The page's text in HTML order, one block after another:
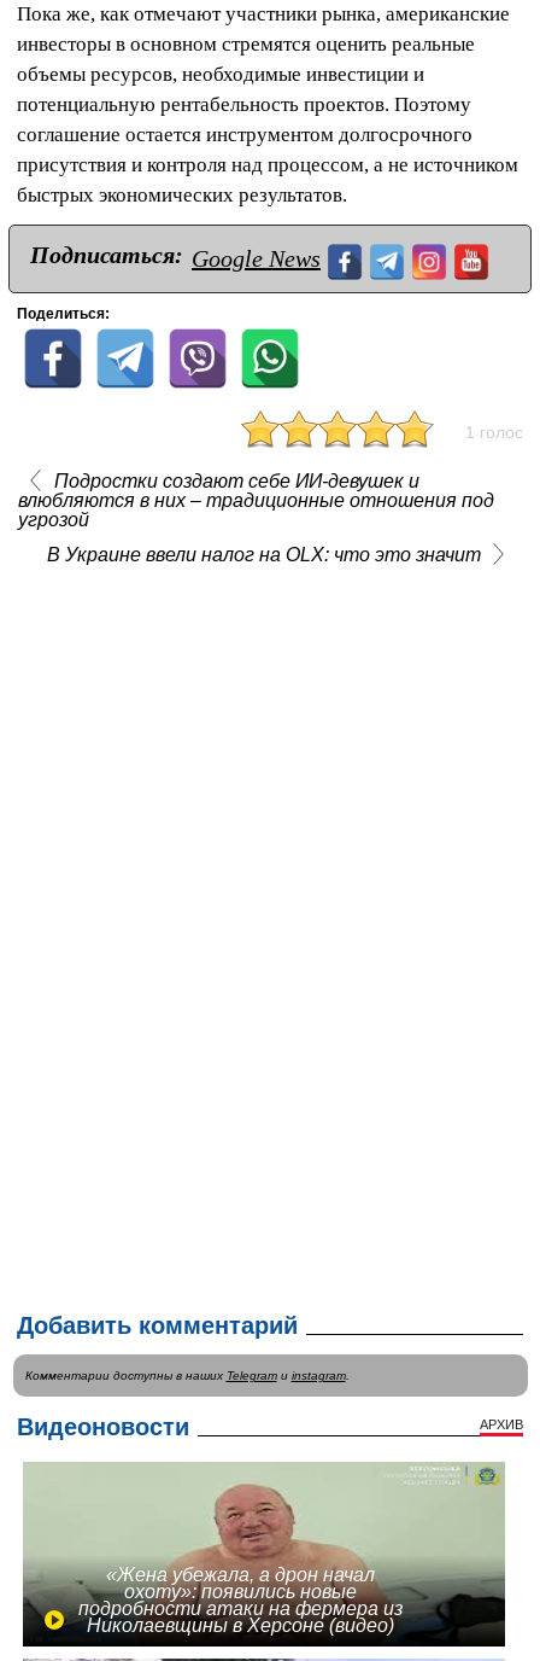
Пока же, как отмечают участники рынка, американские
инвесторы в основном стремятся оценить реальные
объемы ресурсов, необходимые инвестиции и
потенциальную рентабельность проектов. Поэтому
соглашение остается инструментом долгосрочного
присутствия и контроля над процессом, а не источником
быстрых экономических результатов.
Подписаться: Google News
Поделиться:
1 голос
Подростки создают себе ИИ-девушек и
влюбляются в них – традиционные отношения под
угрозой
В Украине ввели налог на OLX: что это значит
Добавить комментарий
Комментарии доступны в наших Telegramи instagram.
Видеоновости АРХИВ
«Жена убежала, а дрон начал
охоту»: появились новые
подробности атаки на фермера из
Николаевщины в Херсоне (видео)